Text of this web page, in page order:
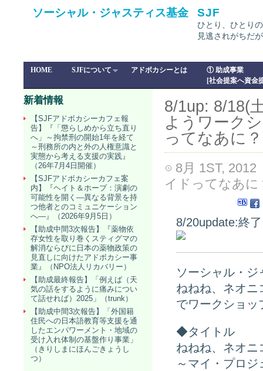
ソーシャル・ジャスティス基金 SJF
ひとり、ひとり
見逃されがちだ
HOME SJFについて アドボカシーとは
① 助成事業
[社会提案へ資金
8/1up: 8/18(
ようワーク
ってなあに？
8月 1ST, 2012
イドってなあに
8/20update:終
ソーシャル・
ねねね、ネオニ
でワークショッ
◆タイトル
ねねね、ネオニ
～マイ・プロ
新着情報
【SJFアドボカシーカフェ報
告】『「懲らしめから立ち直り
へ」～拘禁刑の開始1年を経て
～刑務所の内と外の人権意識と
実態から考える支援の実践』
（26年7月4日開催）
【SJFアドボカシーカフェ案
内】『ヘイト＆ホープ：演劇の
可能性を開く―異なる背景を持
つ他者とのコミュニケーション
へ―』（2026年9月5日）
【助成中間3次報告】『薬物依
存女性を取り巻くスティグマの
解消ならびに日本の薬物政策の
見直しに向けたアドボカシー事
業』（NPO法人リカバリー）
【助成最終報告】「例えば（天
気の話をするように痛みについ
て話せれば）2025」（trunk）
【助成中間3次報告】「外国籍
住民への日本語教育等支援を通
したエンパワーメント・地域の
受け入れ体制の基盤作り事業」
（きりしまにほんごきょうし
つ）